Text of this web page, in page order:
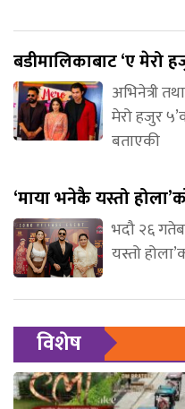
बडीमालिकाबाट ‘ए
अभिनेत्री
मेरो हजुर
बताएकी
‘माया भनेकै यस्तो
भदौ २६
यस्तो
विशेष